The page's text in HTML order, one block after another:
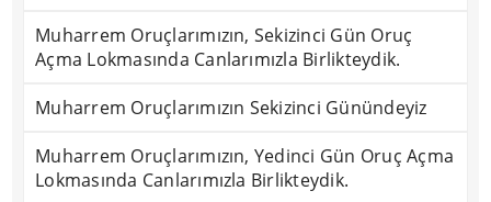
Muharrem Oruçlarımızın, Sekizinci Gün Oruç
Açma Lokmasında Canlarımızla Birlikteydik.
Muharrem Oruçlarımızın Sekizinci Günündeyiz
Muharrem Oruçlarımızın, Yedinci Gün Oruç Açma
Lokmasında Canlarımızla Birlikteydik.